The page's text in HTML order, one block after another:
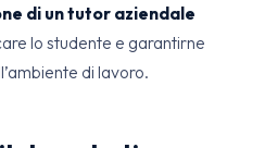
di un tutor aziendale
lo studente e garantirne
di lavoro.